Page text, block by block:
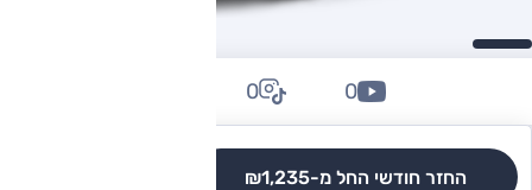
החזר חודשי החל מ-₪1,235
0
0